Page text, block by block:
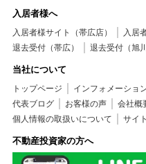
入居者様へ
入居者様サイト（帯広店）
入居
退去受付（帯広）
退去受付（旭川
当社について
トップページ インフォメーショ
代表ブログ
お客様の声 会社概
個人情報の取扱いについて
サイ
不動産投資家の方へ